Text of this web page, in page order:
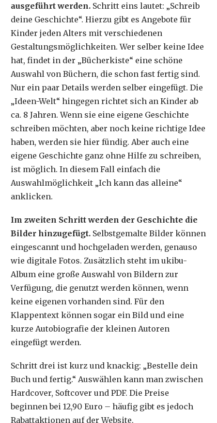
ausgeführt werden. Schritt eins lautet: „Schreib
deine Geschichte“. Hierzu gibt es Angebote für
Kinder jeden Alters mit verschiedenen
Gestaltungsmöglichkeiten. Wer selber keine Idee
hat, findet in der „Bücherkiste“ eine schöne
Auswahl von Büchern, die schon fast fertig sind.
Nur ein paar Details werden selber eingefügt. Die
„Ideen-Welt“ hingegen richtet sich an Kinder ab
ca. 8 Jahren. Wenn sie eine eigene Geschichte
schreiben möchten, aber noch keine richtige Idee
haben, werden sie hier fündig. Aber auch eine
eigene Geschichte ganz ohne Hilfe zu schreiben,
ist möglich. In diesem Fall einfach die
Auswahlmöglichkeit „Ich kann das alleine“
anklicken.
Im zweiten Schritt werden der Geschichte die
Bilder hinzugefügt. Selbstgemalte Bilder können
eingescannt und hochgeladen werden, genauso
wie digitale Fotos. Zusätzlich steht im ukibu-
Album eine große Auswahl von Bildern zur
Verfügung, die genutzt werden können, wenn
keine eigenen vorhanden sind. Für den
Klappentext können sogar ein Bild und eine
kurze Autobiografie der kleinen Autoren
eingefügt werden.
Schritt drei ist kurz und knackig: „Bestelle dein
Buch und fertig.“ Auswählen kann man zwischen
Hardcover, Softcover und PDF. Die Preise
beginnen bei 12,90 Euro – häufig gibt es jedoch
Rabattaktionen auf der Website.